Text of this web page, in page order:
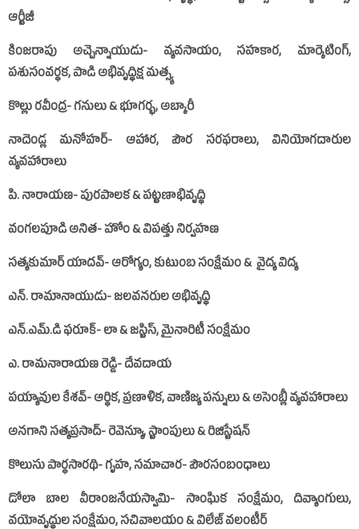
ఆర్టీజీ
కింజరాపు అచ్చెన్నాయుడు- వ్యవసాయం, సహకార, మార్కెటింగ్‌,
పశుసంవర్థక, పాడి అభివృద్ధిక్ష మత్స్య
కొల్లు రవీంద్ర- గనులు & భూగర్భ, అబ్కారీ
నాదెండ్ల మనోహర్‌- ఆహార, పౌర సరఫరాలు, వినియోగదారుల
వ్యవహారాలు
పి. నారాయణ- పురపాలక & పట్టణాభివృద్ధి
వంగలపూడి అనిత- హోం & విపత్తు నిర్వహణ
సత్యకుమార్‌ యాదవ్‌- ఆరోగ్యం, కుటుంబ సంక్షేమం & వైద్య విద్య
ఎన్‌. రామానాయుడు- జలవనరుల అభివృద్ధి
ఎన్‌.ఎమ్‌.డి ఫరూక్‌- లా & జస్టిస్‌, మైనారిటీ సంక్షేమం
ఎ. రామనారాయణ రెడ్డి- దేవదాయ
పయ్యావుల కేశవ్‌- ఆర్థిక, ప్రణాళిక, వాణిజ్య పన్నులు & అసెంబ్లీ వ్యవహారాలు
అనగాని సత్యప్రసాద్‌- రెవెన్యూ, స్టాంపులు & రిజిస్ట్రేషన్‌
కొలుసు పార్థసారథి- గృహ, సమాచార- పౌరసంబంధాలు
డోలా బాల వీరాంజనేయస్వామి- సాంఘిక సంక్షేమం, దివ్యాంగులు,
వయోవృద్ధుల సంక్షేమం, సచివాలయం & విలేజ్‌ వలంటీర్‌